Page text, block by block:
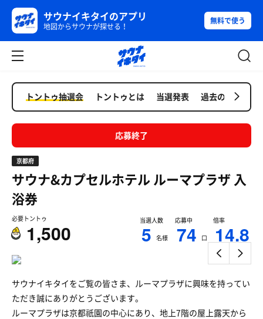
サウナイキタイのアプリ
地図からサウナが探せる！
無料で使う
トントゥ抽選会 トントゥとは 当選発表 過去の抽選会
応募終了
京都府
サウナ&カプセルホテル ルーマプラザ入
浴券
必要トントゥ
1,500
当選人数
5 名様
応募中
74 口
倍率
14.8
サウナイキタイをご覧の皆さま、ルーマプラザに興味を持ってい
ただき誠にありがとうございます。
ルーマプラザは京都祇園の中心にあり、地上7階の屋上露天から